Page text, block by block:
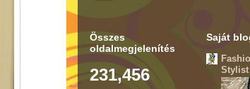
Összes
oldalmegjelenítés
231,456
Saját
Stylist